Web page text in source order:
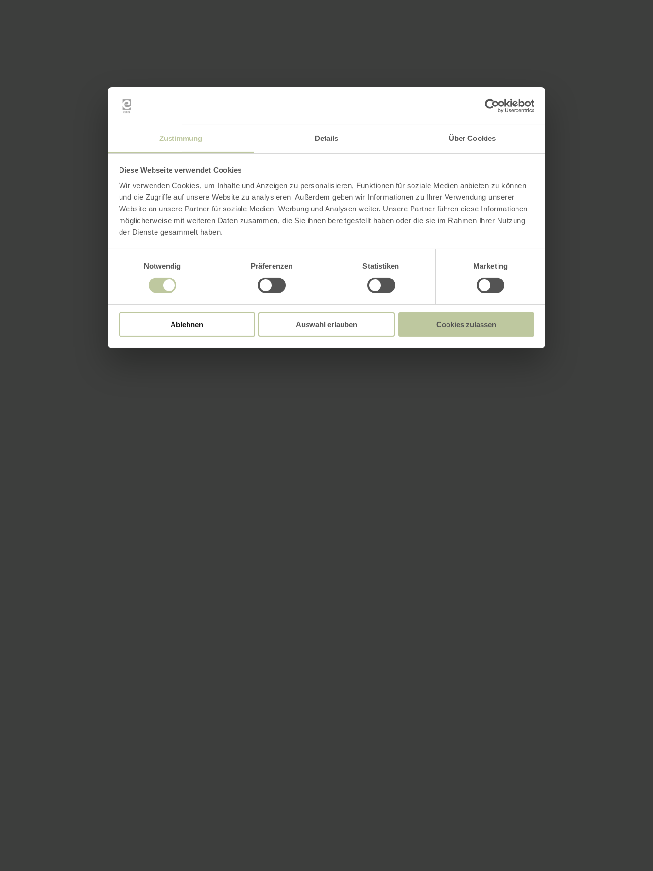
Zustimmung Details Über Cookies
Diese Webseite verwendet Cookies
Wir verwenden Cookies, um Inhalte und Anzeigen zu personalisieren, Funktionen für soziale Medien anbieten zu können
und die Zugriffe auf unsere Website zu analysieren. Außerdem geben wir Informationen zu Ihrer Verwendung unserer
Website an unsere Partner für soziale Medien, Werbung und Analysen weiter. Unsere Partner führen diese Informationen
möglicherweise mit weiteren Daten zusammen, die Sie ihnen bereitgestellt haben oder die sie im Rahmen Ihrer Nutzung
der Dienste gesammelt haben.
Notwendig
Präferenzen Statistiken Marketing
Ablehnen Auswahl erlauben Cookies zulassen